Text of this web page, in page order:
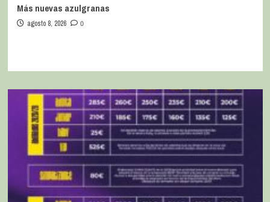
Más nuevas azulgranas
agosto 8, 2026 0